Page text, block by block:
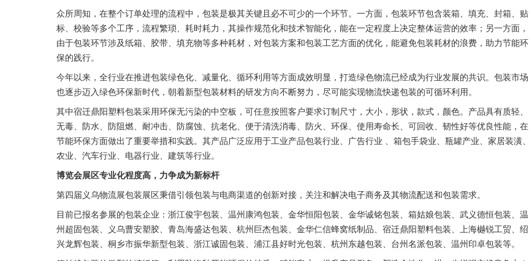
众所周知，在整个订单处理的流程中，包装是极其关键且必不可少的一个环节。一方面，包装环节包含装箱、填充、封箱、贴
标、校验等多个工序，流程繁琐、耗时耗力，其操作规范化和技术智能化，能在一定程度上决定整体运营的效率；另一方面，
由于包装环节涉及纸箱、胶带、填充物等多种耗材，对包装方案和包装工艺方面的优化，能避免包装耗材的浪费，助力节能环
保的践行。
今年以来，全行业在推进包装绿色化、减量化、循环利用等方面成效明显，打造绿色物流已经成为行业发展的共识。包装市场
也逐步迈入绿色环保新时代，朝着新型包装材料的研发方向不断努力，尽可能实现物流快递包装的可循环利用。
其中宿迁鼎阳塑料包装采用环保无污染的中空板，可任意按照客户要求订制尺寸，大小，形状，款式，颜色。产品具有质轻、
无毒、防水、防阻燃、耐冲击、防腐蚀、抗老化、便于清洗消毒、防火、环保、使用寿命长、可回收、韧性好等优良性能，在
节能环保方面做出了重要举措和实践。其产品广泛应用于工业产品包装行业、广告行业 、箱包手袋业、瓶罐产业、家居装潢、
农业、汽车行业、电器行业、建筑等行业。
博览会展区专业化程度高，力争成为新标杆
第四届义乌物流展包装展区秉借引领包装与电商渠道的创新对接，关注和解决电子商务及其物流配送和包装需求。
目前已报名参展的包装企业：浙江俊宇包装、温州康鸿包装、金华恒阳包装、金华诚铭包装、箱姑娘包装、武义德恒包装、温
州超固包装、义乌曹安塑胶、青岛海盛达包装、杭州巨杰包装、金华仁信蜂窝纸制品、宿迁鼎阳塑料包装、上海樾锐工贸、绍
兴龙辉包装、桐乡市振华新型包装、浙江诚固包装、浦江县好时光包装、杭州东越包装、台州名派包装、温州印卓包装等。